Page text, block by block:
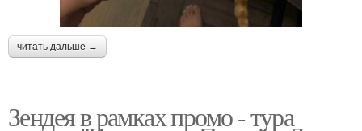
читать дальше →
Зендея в рамках промо - тура